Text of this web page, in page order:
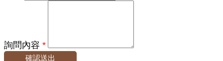
詢問內容 *
確認送出